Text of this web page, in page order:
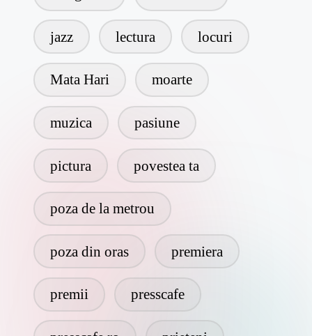
jazz lectura locuri
Mata Hari moarte
muzica pasiune
pictura povestea ta
poza de la metrou
poza din oras premiera
premii presscafe